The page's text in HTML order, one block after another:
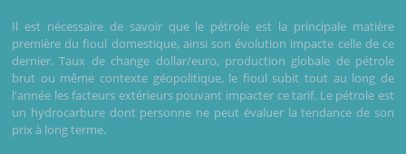
Il est nécessaire de savoir que le pétrole est la principale matière
première du fioul domestique, ainsi son évolution impacte celle de ce
dernier. Taux de change dollar/euro, production globale de pétrole
brut ou même contexte géopolitique, le fioul subit tout au long de
l'année les facteurs extérieurs pouvant impacter ce tarif. Le pétrole est
un hydrocarbure dont personne ne peut évaluer la tendance de son
prix à long terme.